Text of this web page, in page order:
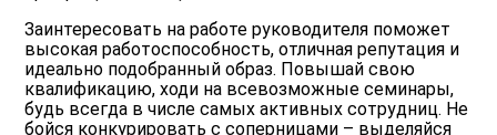
Заинтересовать на работе руководителя поможет
высокая работоспособность, отличная репутация и
идеально подобранный образ. Повышай свою
квалификацию, ходи на всевозможные семинары,
будь всегда в числе самых активных сотрудниц. Не
бойся конкурировать с соперницами – выделяйся